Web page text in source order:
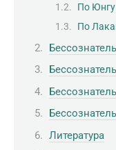
По Юнгу
По
Литература